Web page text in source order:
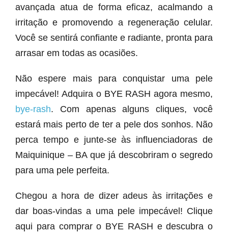
avançada atua de forma eficaz, acalmando a
irritação e promovendo a regeneração celular.
Você se sentirá confiante e radiante, pronta para
arrasar em todas as ocasiões.
Não espere mais para conquistar uma pele
impecável! Adquira o BYE RASH agora mesmo,
bye-rash. Com apenas alguns cliques, você
estará mais perto de ter a pele dos sonhos. Não
perca tempo e junte-se às influenciadoras de
Maiquinique – BA que já descobriram o segredo
para uma pele perfeita.
Chegou a hora de dizer adeus às irritações e
dar boas-vindas a uma pele impecável! Clique
aqui para comprar o BYE RASH e descubra o